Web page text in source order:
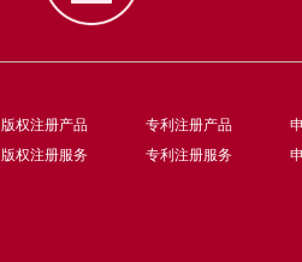
版权注册产品
版权注册服务
专利注册产品
专利注册服务